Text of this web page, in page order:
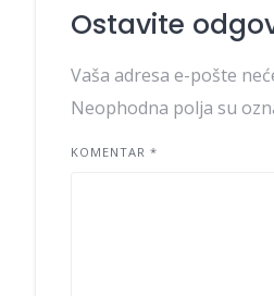
Ostavite
Vaša adresa e-pošte
Neophodna polja su
KOMENTAR *